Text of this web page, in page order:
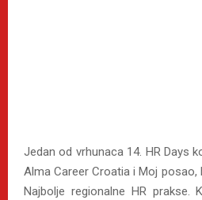
Jedan od vrhunaca 14. HR Days
Alma Career Croatia i Moj posao,
Najbolje regionalne HR prakse.